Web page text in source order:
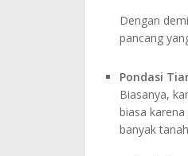
Dengan
pancang
Pondasi
Biasanya,
biasa
banyak